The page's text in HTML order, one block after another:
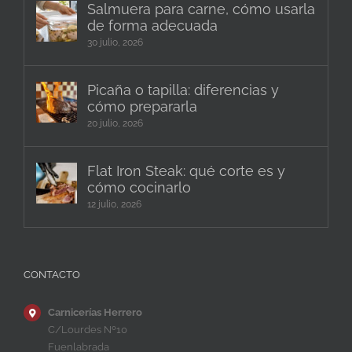
Salmuera para carne, cómo usarla
de forma adecuada
30 julio, 2026
Picaña o tapilla: diferencias y
cómo prepararla
20 julio, 2026
Flat Iron Steak: qué corte es y
cómo cocinarlo
12 julio, 2026
CONTACTO
Carnicerías Herrero
C/Lourdes Nº10
Fuenlabrada